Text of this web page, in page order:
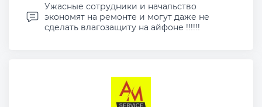
Ужасные сотрудники и начальство
экономят на ремонте и могут даже не
сделать влагозащиту на айфоне !!!!!!